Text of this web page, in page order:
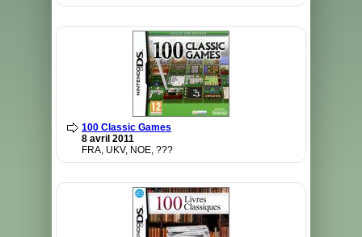
100 Classic Games
8 avril 2011
FRA, UKV, NOE, ???